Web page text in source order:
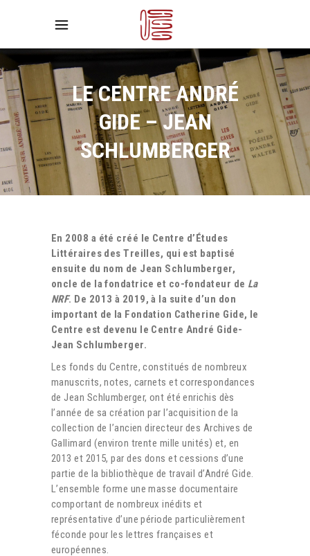
LE CENTRE ANDRÉ
GIDE – JEAN
SCHLUMBERGER
En 2008 a été créé le Centre d’Études
Littéraires des Treilles, qui est baptisé
ensuite du nom de Jean Schlumberger,
oncle de la fondatrice et co-fondateur de La
NRF. De 2013 à 2019, à la suite d’un don
important de la Fondation Catherine Gide, le
Centre est devenu le Centre André Gide-
Jean Schlumberger.
Les fonds du Centre, constitués de nombreux
manuscrits, notes, carnets et correspondances
de Jean Schlumberger, ont été enrichis dès
l’année de sa création par l’acquisition de la
collection de l’ancien directeur des Archives de
Gallimard (environ trente mille unités) et, en
2013 et 2015, par des dons et cessions d’une
partie de la bibliothèque de travail d’André Gide.
L’ensemble forme une masse documentaire
comportant de nombreux inédits et
représentative d’une période particulièrement
féconde pour les lettres françaises et
européennes.